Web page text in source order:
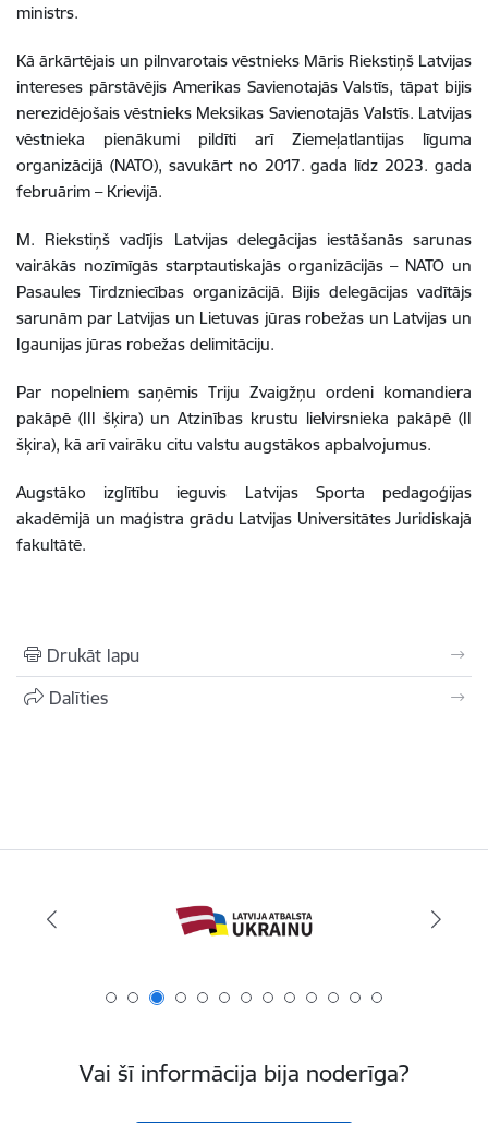
ministrs.
Kā ārkārtējais un pilnvarotais vēstnieks Māris Riekstiņš Latvijas
intereses pārstāvējis Amerikas Savienotajās Valstīs, tāpat bijis
nerezidējošais vēstnieks Meksikas Savienotajās Valstīs. Latvijas
vēstnieka pienākumi pildīti arī Ziemeļatlantijas līguma
organizācijā (NATO), savukārt no 2017. gada līdz 2023. gada
februārim – Krievijā.
M. Riekstiņš vadījis Latvijas delegācijas iestāšanās sarunas
vairākās nozīmīgās starptautiskajās organizācijās – NATO un
Pasaules Tirdzniecības organizācijā. Bijis delegācijas vadītājs
sarunām par Latvijas un Lietuvas jūras robežas un Latvijas un
Igaunijas jūras robežas delimitāciju.
Par nopelniem saņēmis Triju Zvaigžņu ordeni komandiera
pakāpē (III šķira) un Atzinības krustu lielvirsnieka pakāpē (II
šķira), kā arī vairāku citu valstu augstākos apbalvojumus.
Augstāko izglītību ieguvis Latvijas Sporta pedagoģijas
akadēmijā un maģistra grādu Latvijas Universitātes Juridiskajā
fakultātē.
Drukāt lapu
Dalīties
Vai šī informācija bija noderīga?